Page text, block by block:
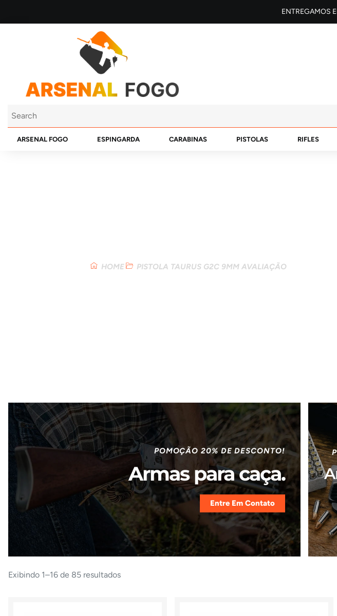
ENTREGAMOS
ARSENAL FOGO ESPINGARDA CARABINAS PISTOLAS RIFLES
HOME PISTOLA TAURUS G2C 9MM AVALIAÇÃO
POMOÇÃO 20% DE DESCONTO!
Armas para caça.
Entre Em Contato
Exibindo 1–16 de 85 resultados